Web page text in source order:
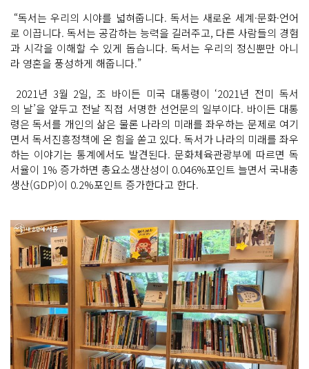
털
L
복
사
유
하
기
크
게
변
경
하
작
게
변
경
하
“독서는 우리의 시야를 넓혀줍니다. 독서는 새로운 세계·문화·언어
로 이끕니다. 독서는 공감하는 능력을 길러주고, 다른 사람들의 경험
과 시각을 이해할 수 있게 돕습니다. 독서는 우리의 정신뿐만 아니
라 영혼을 풍성하게 해줍니다.”
2021년 3월 2일, 조 바이든 미국 대통령이 ‘2021년 전미 독서
의 날’을 앞두고 전날 직접 서명한 선언문의 일부이다. 바이든 대통
령은 독서를 개인의 삶은 물론 나라의 미래를 좌우하는 문제로 여기
면서 독서진흥정책에 온 힘을 쏟고 있다. 독서가 나라의 미래를 좌우
하는 이야기는 통계에서도 발견된다. 문화체육관광부에 따르면 독
서율이 1% 증가하면 총요소생산성이 0.046%포인트 늘면서 국내총
생산(GDP)이 0.2%포인트 증가한다고 한다.